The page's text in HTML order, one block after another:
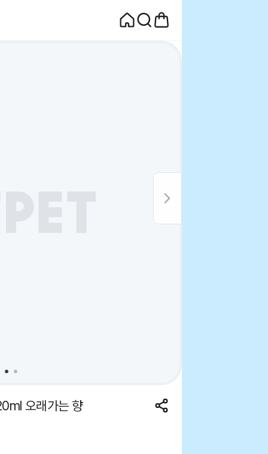
오래가는 향